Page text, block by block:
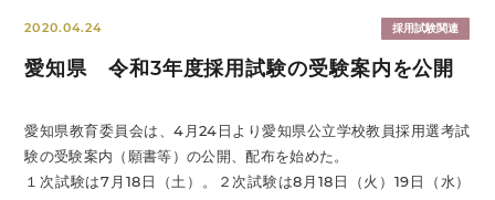
2020.04.24 採用試験関連
愛知県 令和3年度採用試験の受験案内を公開
愛知県教育委員会は、4月24日より愛知県公立学校教員採用選考試
験の受験案内（願書等）の公開、配布を始めた。
１次試験は7月18日（土）。２次試験は8月18日（火）19日（水）